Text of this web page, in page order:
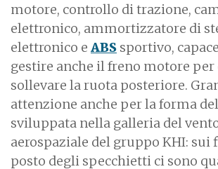
motore, controllo di trazione,
elettronico, ammortizzatore di
elettronico e ABS sportivo,
gestire anche il freno motore per
sollevare la ruota posteriore.
attenzione anche per la forma
sviluppata nella galleria del
aerospaziale del gruppo KHI: sui
posto degli specchietti ci sono